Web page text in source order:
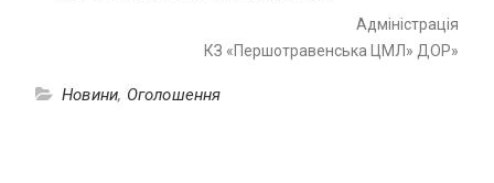
Адміністрація
КЗ «Першотравенська ЦМЛ» ДОР»
Новини, Оголошення